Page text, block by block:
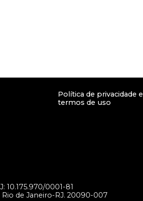
Política de privacidade e
termos de uso
10.175.970/0001-81
Rio de Janeiro-RJ. 20090-007